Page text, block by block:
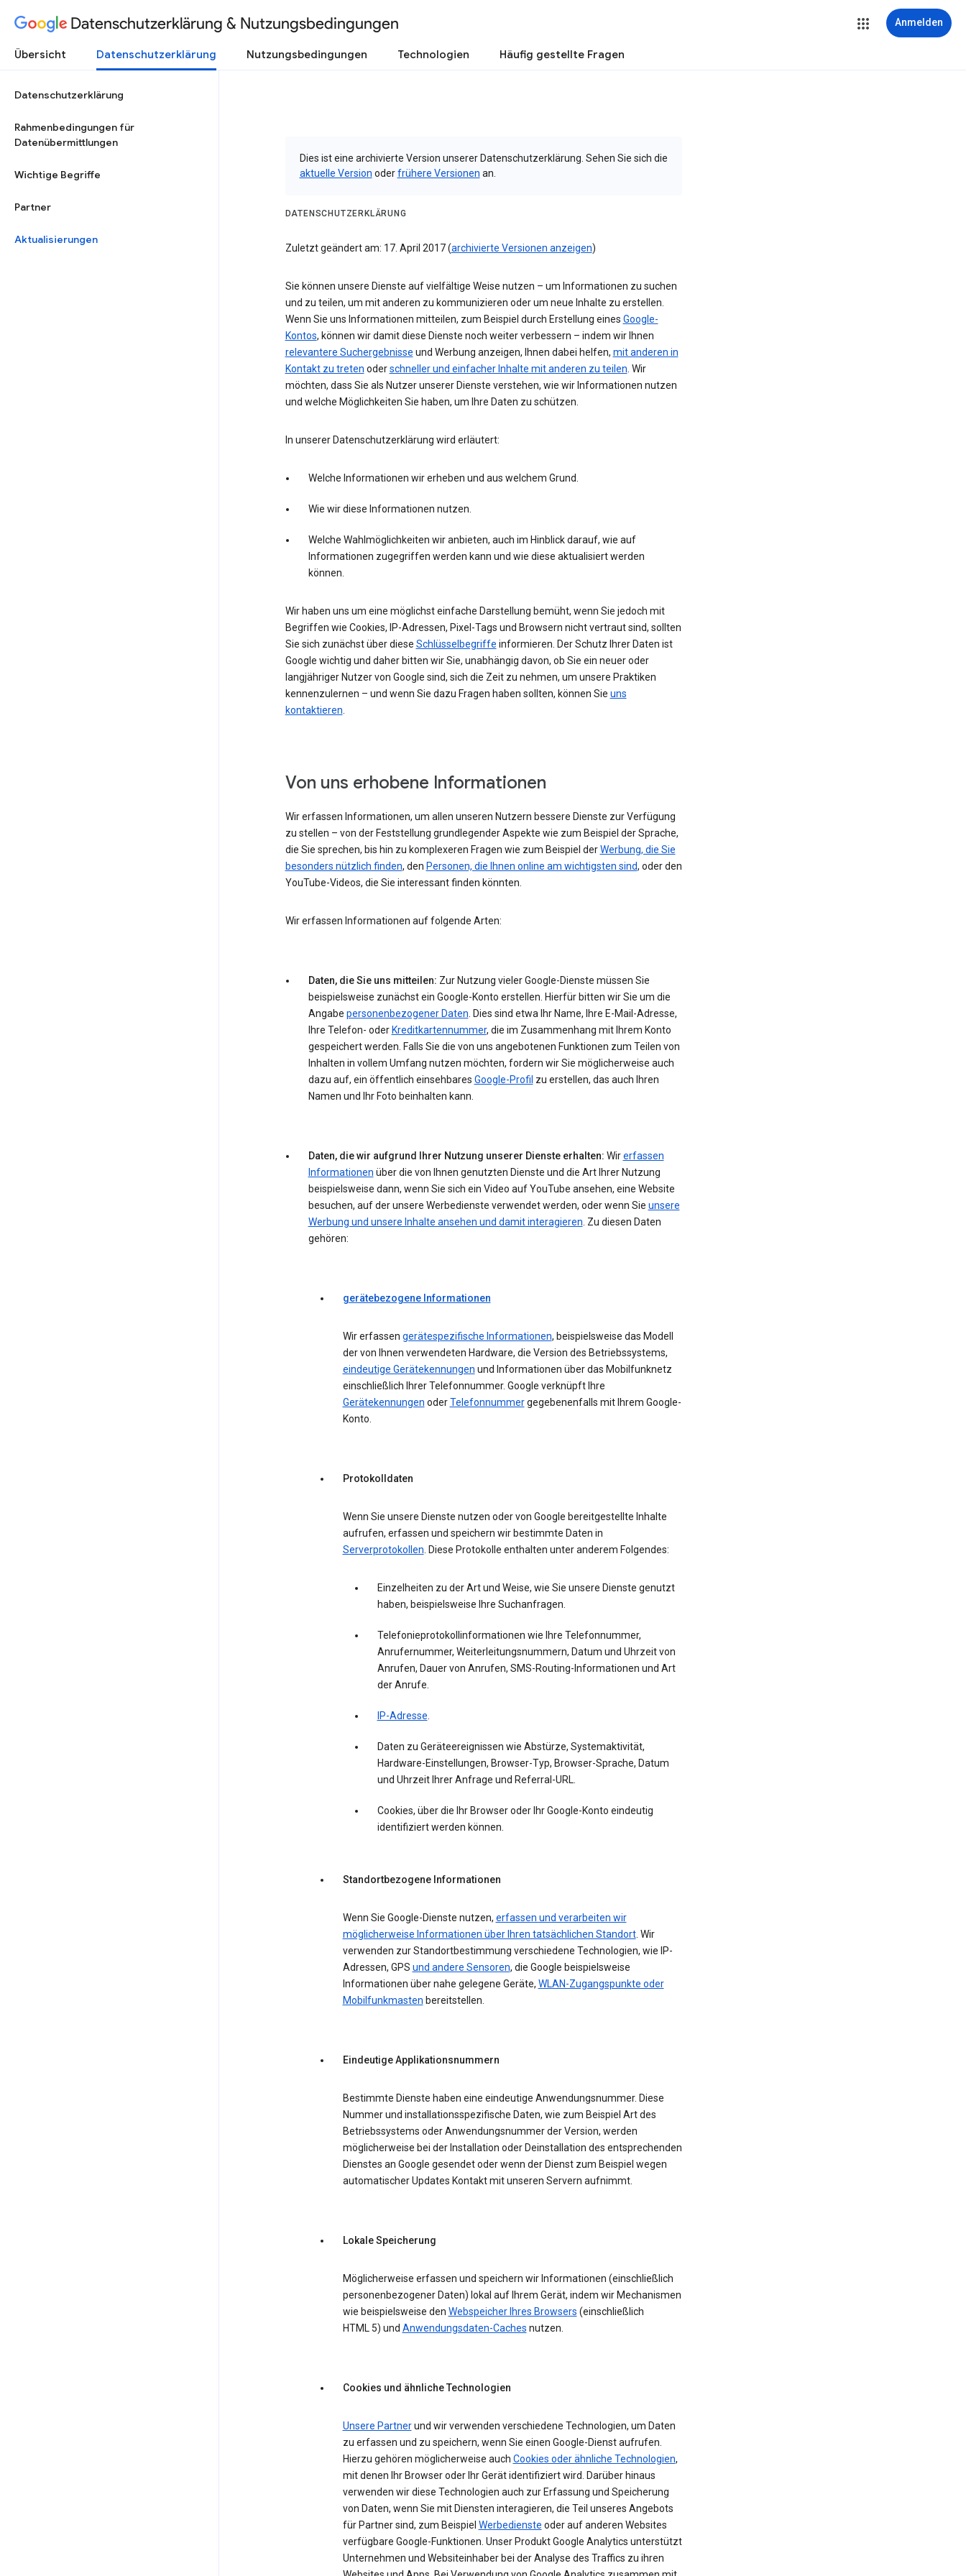
Datenschutzerklärung & Nutzungsbedingungen Anmelden
Übersicht Datenschutzerklärung Nutzungsbedingungen Technologien Häufig gestellte Fragen
Datenschutzerklärung
Rahmenbedingungen für
Datenübermittlungen
Wichtige Begriffe
Partner
Aktualisierungen
Dies ist eine archivierte Version unserer Datenschutzerklärung. Sehen Sie sich die
aktuelle Version oderfrühere Versionen an.
DATENSCHUTZERKLÄRUNG
Zuletzt geändert am: 17. April 2017 (archivierte Versionen anzeigen)
Sie können unsere Dienste auf vielfältige Weise nutzen – um Informationen zu suchen
und zu teilen, um mit anderen zu kommunizieren oder um neue Inhalte zu erstellen.
Wenn Sie uns Informationen mitteilen, zum Beispiel durch Erstellung eines Google-
Kontos, können wir damit diese Dienste noch weiter verbessern – indem wir Ihnen
relevantere Suchergebnisse und Werbung anzeigen, Ihnen dabei helfen, mit anderen in
Kontakt zu treten oderschneller und einfacher Inhalte mit anderen zu teilen. Wir
möchten, dass Sie als Nutzer unserer Dienste verstehen, wie wir Informationen nutzen
und welche Möglichkeiten Sie haben, um Ihre Daten zu schützen.
In unserer Datenschutzerklärung wird erläutert:
Welche Informationen wir erheben und aus welchem Grund.
Wie wir diese Informationen nutzen.
Welche Wahlmöglichkeiten wir anbieten, auch im Hinblick darauf, wie auf
Informationen zugegriffen werden kann und wie diese aktualisiert werden
können.
Wir haben uns um eine möglichst einfache Darstellung bemüht, wenn Sie jedoch mit
Begriffen wie Cookies, IP-Adressen, Pixel-Tags und Browsern nicht vertraut sind, sollten
Sie sich zunächst über diese Schlüsselbegriffe informieren. Der Schutz Ihrer Daten ist
Google wichtig und daher bitten wir Sie, unabhängig davon, ob Sie ein neuer oder
langjähriger Nutzer von Google sind, sich die Zeit zu nehmen, um unsere Praktiken
kennenzulernen – und wenn Sie dazu Fragen haben sollten, können Sie uns
kontaktieren.
Von uns erhobene Informationen
Wir erfassen Informationen, um allen unseren Nutzern bessere Dienste zur Verfügung
zu stellen – von der Feststellung grundlegender Aspekte wie zum Beispiel der Sprache,
die Sie sprechen, bis hin zu komplexeren Fragen wie zum Beispiel derWerbung, die Sie
besonders nützlich finden, den Personen, die Ihnen online am wichtigsten sind, oder den
YouTube-Videos, die Sie interessant finden könnten.
Wir erfassen Informationen auf folgende Arten:
Daten, die Sie uns mitteilen: Zur Nutzung vieler Google-Dienste müssen Sie
beispielsweise zunächst ein Google-Konto erstellen. Hierfür bitten wir Sie um die
Angabe personenbezogener Daten. Dies sind etwa Ihr Name, Ihre E-Mail-Adresse,
Ihre Telefon- oder Kreditkartennummer, die im Zusammenhang mit Ihrem Konto
gespeichert werden. Falls Sie die von uns angebotenen Funktionen zum Teilen von
Inhalten in vollem Umfang nutzen möchten, fordern wir Sie möglicherweise auch
dazu auf, ein öffentlich einsehbares Google-Profil zu erstellen, das auch Ihren
Namen und Ihr Foto beinhalten kann.
Daten, die wir aufgrund Ihrer Nutzung unserer Dienste erhalten: Wirerfassen
Informationen über die von Ihnen genutzten Dienste und die Art Ihrer Nutzung
beispielsweise dann, wenn Sie sich ein Video auf YouTube ansehen, eine Website
besuchen, auf der unsere Werbedienste verwendet werden, oder wenn Sie unsere
Werbung und unsere Inhalte ansehen und damit interagieren. Zu diesen Daten
gehören:
gerätebezogene Informationen
Wir erfassen gerätespezifische Informationen, beispielsweise das Modell
der von Ihnen verwendeten Hardware, die Version des Betriebssystems,
eindeutige Gerätekennungen und Informationen über das Mobilfunknetz
einschließlich Ihrer Telefonnummer. Google verknüpft Ihre
Gerätekennungen oderTelefonnummergegebenenfalls mit Ihrem Google-
Konto.
Protokolldaten
Wenn Sie unsere Dienste nutzen oder von Google bereitgestellte Inhalte
aufrufen, erfassen und speichern wir bestimmte Daten in
Serverprotokollen. Diese Protokolle enthalten unter anderem Folgendes:
Einzelheiten zu der Art und Weise, wie Sie unsere Dienste genutzt
haben, beispielsweise Ihre Suchanfragen.
Telefonieprotokollinformationen wie Ihre Telefonnummer,
Anrufernummer, Weiterleitungsnummern, Datum und Uhrzeit von
Anrufen, Dauer von Anrufen, SMS-Routing-Informationen und Art
der Anrufe.
IP-Adresse.
Daten zu Geräteereignissen wie Abstürze, Systemaktivität,
Hardware-Einstellungen, Browser-Typ, Browser-Sprache, Datum
und Uhrzeit Ihrer Anfrage und Referral-URL.
Cookies, über die Ihr Browser oder Ihr Google-Konto eindeutig
identifiziert werden können.
Standortbezogene Informationen
Wenn Sie Google-Dienste nutzen, erfassen und verarbeiten wir
möglicherweise Informationen über Ihren tatsächlichen Standort. Wir
verwenden zur Standortbestimmung verschiedene Technologien, wie IP-
Adressen, GPS und andere Sensoren, die Google beispielsweise
Informationen über nahe gelegene Geräte, WLAN-Zugangspunkte oder
Mobilfunkmasten bereitstellen.
Eindeutige Applikationsnummern
Bestimmte Dienste haben eine eindeutige Anwendungsnummer. Diese
Nummer und installationsspezifische Daten, wie zum Beispiel Art des
Betriebssystems oder Anwendungsnummer der Version, werden
möglicherweise bei der Installation oder Deinstallation des entsprechenden
Dienstes an Google gesendet oder wenn der Dienst zum Beispiel wegen
automatischer Updates Kontakt mit unseren Servern aufnimmt.
Lokale Speicherung
Möglicherweise erfassen und speichern wir Informationen (einschließlich
personenbezogener Daten) lokal auf Ihrem Gerät, indem wir Mechanismen
wie beispielsweise den Webspeicher Ihres Browsers (einschließlich
HTML 5) und Anwendungsdaten-Caches nutzen.
Cookies und ähnliche Technologien
Unsere Partnerund wir verwenden verschiedene Technologien, um Daten
zu erfassen und zu speichern, wenn Sie einen Google-Dienst aufrufen.
Hierzu gehören möglicherweise auch Cookies oder ähnliche Technologien,
mit denen Ihr Browser oder Ihr Gerät identifiziert wird. Darüber hinaus
verwenden wir diese Technologien auch zur Erfassung und Speicherung
von Daten, wenn Sie mit Diensten interagieren, die Teil unseres Angebots
für Partner sind, zum Beispiel Werbedienste oder auf anderen Websites
verfügbare Google-Funktionen. Unser Produkt Google Analytics unterstützt
Unternehmen und Websiteinhaber bei der Analyse des Traffics zu ihren